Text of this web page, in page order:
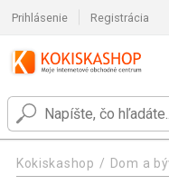
Prihlásenie Registrácia
Kokiskashop Dom a